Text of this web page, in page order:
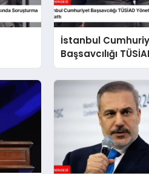
İstanbul
Başsavcılığı
Yöneticileri
Soruşturma